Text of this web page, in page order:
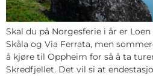
Skal du på Norgesferie i år er
Skåla og Via Ferrata, men
å kjøre til Oppheim for så å ta
Skredfjellet. Det vil si at